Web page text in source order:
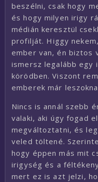
beszélni, csak hogy
és hogy milyen irigy
médián keresztül
profilját. Higgy
ember van, én biztos
ismersz legalább egy
körödben. Viszont
emberek már
Nincs is annál szebb
valaki, aki úgy fogad
megváltoztatni, és
veled töltené.
hogy éppen más mit
irigység és a
mert ez is azt jelzi,